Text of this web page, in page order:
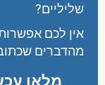
שליליים?
אין לכם
מהדברים
מלאו